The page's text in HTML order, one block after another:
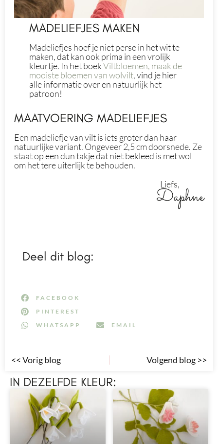
MADELIEFJES MAKEN
Madeliefjes hoef je niet perse in het wit te
maken, dat kan ook prima in een vrolijk
kleurtje. In het boekViltbloemen, maak de
mooiste bloemen van wolvilt, vind je hier
alle informatie over en natuurlijk het
patroon!
MAATVOERING MADELIEFJES
Een madeliefje van vilt is iets groter dan haar
natuurlijke variant. Ongeveer 2,5 cm doorsnede. Ze
staat op een dun takje dat niet bekleed is met wol
om het tere uiterlijk te behouden.
Liefs,
Daphne
Deel dit blog:
FACEBOOK
PINTEREST
WHATSAPP
EMAIL
<< Vorig blog Volgend blog >>
IN DEZELFDE KLEUR: